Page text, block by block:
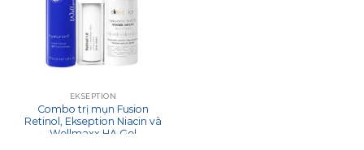
EKSEPTION
Combo trị mụn Fusion
Retinol, Ekseption Niacin và
Wellmaxx HA Gel